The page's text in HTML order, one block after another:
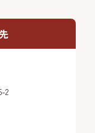
2